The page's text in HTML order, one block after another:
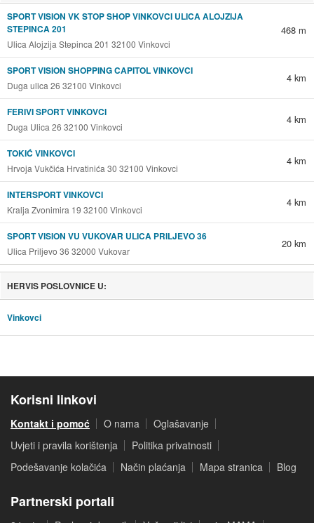
SPORT VISION VK STOP SHOP VINKOVCI ULICA ALOJZIJA
STEPINCA 201
Ulica Alojzija Stepinca 201 32100 Vinkovci
468 m
SPORT VISION SHOPPING CAPITOL VINKOVCI
Duga ulica 26 32100 Vinkovci
4 km
FERIVI SPORT VINKOVCI
Duga Ulica 26 32100 Vinkovci
4 km
TOKIĆ VINKOVCI
Hrvoja Vukčića Hrvatinića 30 32100 Vinkovci
4 km
INTERSPORT VINKOVCI
Kralja Zvonimira 19 32100 Vinkovci
4 km
SPORT VISION VU VUKOVAR ULICA PRILJEVO 36
Ulica Priljevo 36 32000 Vukovar
20 km
HERVIS POSLOVNICE U:
Vinkovci
Korisni linkovi
Kontakt i pomoć O nama
Oglašavanje
Uvjeti i pravila korištenja
Politika privatnosti
Podešavanje kolačića
Način plaćanja Mapa stranica Blog
Partnerski portali